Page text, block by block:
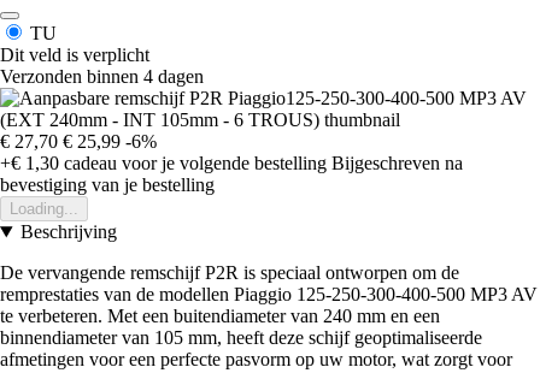
TU
Dit veld is verplicht
Verzonden binnen 4 dagen
€ 27,70 € 25,99 -6%
+€ 1,30 cadeau voor je volgende bestelling Bijgeschreven na
bevestiging van je bestelling
Loading...
Beschrijving
De vervangende remschijf P2R is speciaal ontworpen om de
remprestaties van de modellen Piaggio 125-250-300-400-500 MP3 AV
te verbeteren. Met een buitendiameter van 240 mm en een
binnendiameter van 105 mm, heeft deze schijf geoptimaliseerde
afmetingen voor een perfecte pasvorm op uw motor, wat zorgt voor